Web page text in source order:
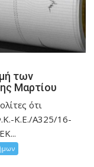
των
Μαρτίου
ότι
Κ.Ε./Α325/16-